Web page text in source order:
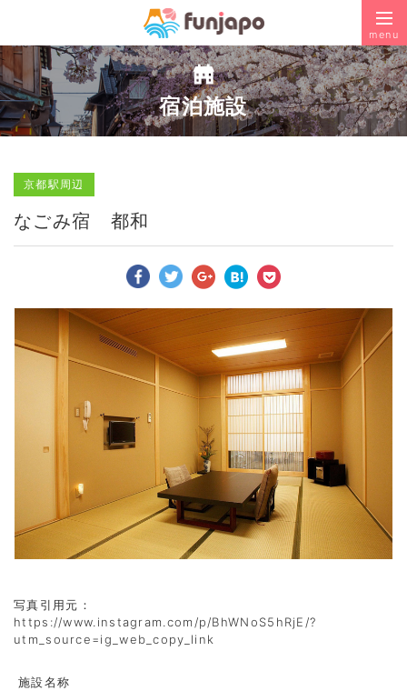
menu
宿泊施設
京都駅周辺
なごみ宿 都和
写真引用元：
https://www.instagram.com/p/BhWNoS5hRjE/?
utm_source=ig_web_copy_link
施設名称